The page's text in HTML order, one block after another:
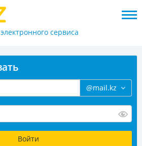
электронного сервиса
@mail.kz